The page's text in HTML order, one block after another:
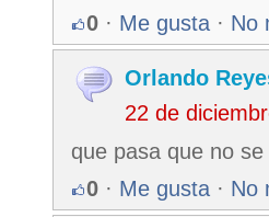
0 · Me gusta · No
Orlando
22 de
que pasa que no
0 · Me gusta · No